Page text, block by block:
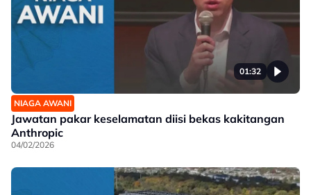
01:32
NIAGA AWANI
Jawatan pakar keselamatan diisi bekas kakitangan
Anthropic
04/02/2026